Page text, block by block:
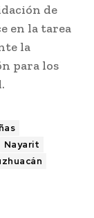
de
en la tarea
la
para los
Nayarit